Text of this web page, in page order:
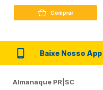
Comprar
Baixe Nosso App
Almanaque PR|SC